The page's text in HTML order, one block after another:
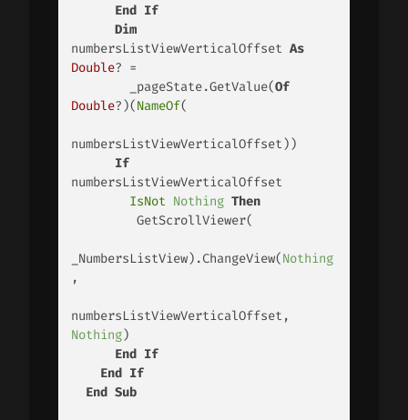
End If
Dim
numbersListViewVerticalOffset As
Double? =
        _pageState.GetValue(
Of
Double?)(NameOf(
numbersListViewVerticalOffset))
If
numbersListViewVerticalOffset
IsNot Nothing Then
_NumbersListView).ChangeView(Nothing
,
Nothing)
End If
End If
End Sub